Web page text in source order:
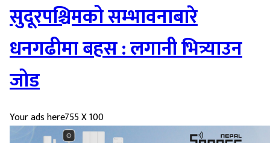
सुदूरपश्चिमको सम्भावनाबारे
धनगढीमा बहस : लगानी भित्र्याउन
जोड
Your ads here755 X 100